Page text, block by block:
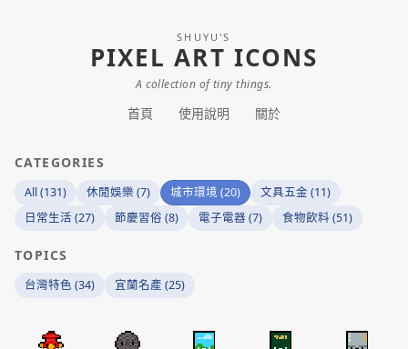
SHUYU'S
PIXEL ART ICONS
A collection of tiny things.
首頁 使用說明 關於
CATEGORIES
All (131) 休閒娛樂 (7) 城市環境 (20)
文具五金 (11)
日常生活 (27)
節慶習俗 (8) 電子電器 (7) 食物飲料 (51)
TOPICS
台灣特色 (34) 宜蘭名產 (25)